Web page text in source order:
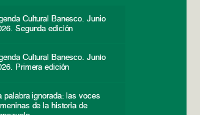
Cultural Banesco. Junio
Segunda edición
Cultural Banesco. Junio
Primera edición
palabra ignorada: las voces
de la historia de